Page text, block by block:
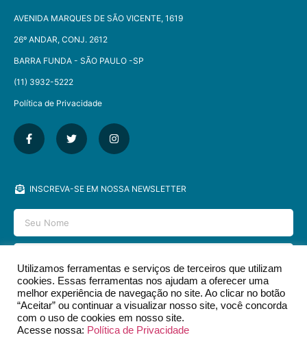
AVENIDA MARQUES DE SÃO VICENTE, 1619
26º ANDAR, CONJ. 2612
BARRA FUNDA - SÃO PAULO -SP​
(11) 3932-5222
Política de Privacidade
INSCREVA-SE EM NOSSA NEWSLETTER
ENVIAR
Utilizamos ferramentas e serviços de terceiros que utilizam
cookies. Essas ferramentas nos ajudam a oferecer uma
melhor experiência de navegação no site. Ao clicar no botão
“Aceitar” ou continuar a visualizar nosso site, você concorda
com o uso de cookies em nosso site.
Acesse nossa: Política de Privacidade